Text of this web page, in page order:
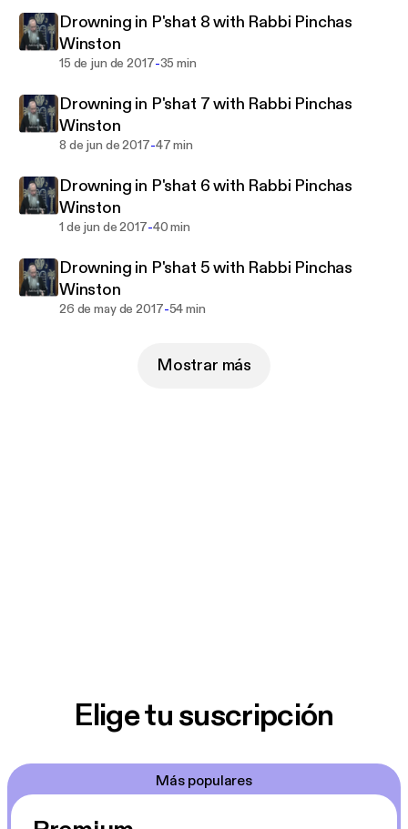
Drowning in P'shat 8 with Rabbi Pinchas
Winston
15 de jun de 2017-35 min
Drowning in P'shat 7 with Rabbi Pinchas
Winston
8 de jun de 2017-47 min
Drowning in P'shat 6 with Rabbi Pinchas
Winston
1 de jun de 2017-40 min
Drowning in P'shat 5 with Rabbi Pinchas
Winston
26 de may de 2017-54 min
Mostrar más
Elige tu suscripción
Más populares